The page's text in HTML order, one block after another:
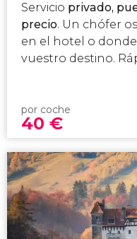
Servicio privado,
precio. Un chófer
en el hotel o
vuestro destino.
por coche
40 €